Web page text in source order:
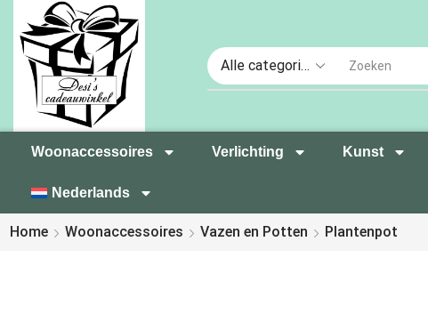
Woonaccessoires Verlichting Kunst
Nederlands
Home Woonaccessoires Vazen en Potten Plantenpot